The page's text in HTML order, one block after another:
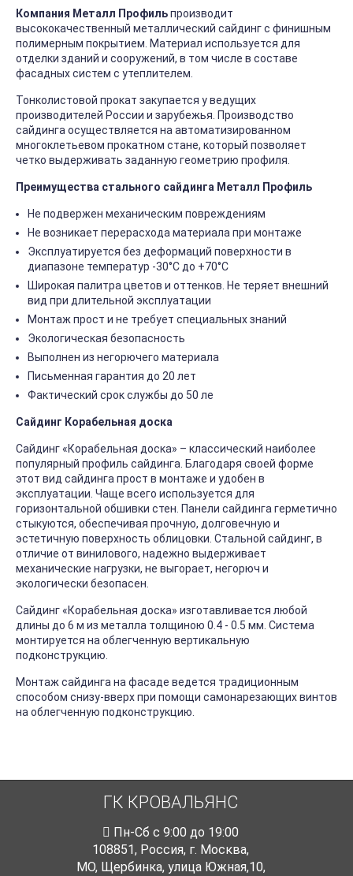
Компания Металл Профильпроизводит
высококачественный металлический сайдинг с финишным
полимерным покрытием. Материал используется для
отделки зданий и сооружений, в том числе в составе
фасадных систем с утеплителем.
Тонколистовой прокат закупается у ведущих
производителей России и зарубежья. Производство
сайдинга осуществляется на автоматизированном
многоклетьевом прокатном стане, который позволяет
четко выдерживать заданную геометрию профиля.
Преимущества стального сайдинга Металл Профиль
Не подвержен механическим повреждениям
Не возникает перерасхода материала при монтаже
Эксплуатируется без деформаций поверхности в
диапазоне температур -30°C до +70°C
Широкая палитра цветов и оттенков. Не теряет внешний
вид при длительной эксплуатации
Монтаж прост и не требует специальных знаний
Экологическая безопасность
Выполнен из негорючего материала
Письменная гарантия до 20 лет
Фактический срок службы до 50 ле
Сайдинг Корабельная доска
Сайдинг «Корабельная доска» – классический наиболее
популярный профиль сайдинга. Благодаря своей форме
этот вид сайдинга прост в монтаже и удобен в
эксплуатации. Чаще всего используется для
горизонтальной обшивки стен. Панели сайдинга герметично
стыкуются, обеспечивая прочную, долговечную и
эстетичную поверхность облицовки. Стальной сайдинг, в
отличие от винилового, надежно выдерживает
механические нагрузки, не выгорает, негорюч и
экологически безопасен.
Сайдинг «Корабельная доска» изготавливается любой
длины до 6 м из металла толщиною 0.4 - 0.5 мм. Система
монтируется на облегченную вертикальную
подконструкцию.
Монтаж сайдинга на фасаде ведется традиционным
способом снизу-вверх при помощи самонарезающих винтов
на облегченную подконструкцию.
ГК КРОВАЛЬЯНС
Пн-Cб с 9:00 до 19:00
108851, Россия, г. Москва,
МО, Щербинка, улица Южная,10,